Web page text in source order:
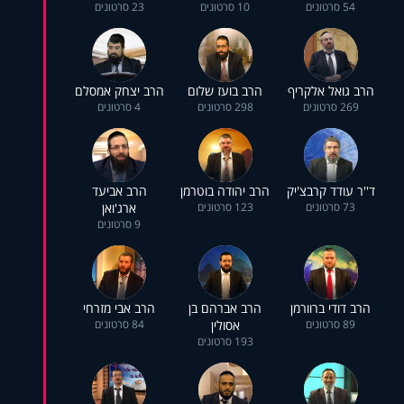
54 סרטונים 10 סרטונים 23 סרטונים
הרב גואל אלקריף
269 סרטונים
הרב בועז שלום
298 סרטונים
הרב יצחק אמסלם
4 סרטונים
ד''ר עודד קרבצ'יק
73 סרטונים
הרב יהודה בוטרמן
123 סרטונים
הרב אביעד
ארג'ואן
9 סרטונים
הרב דודי ברוורמן
89 סרטונים
הרב אברהם בן
אסולין
193 סרטונים
הרב אבי מזרחי
84 סרטונים